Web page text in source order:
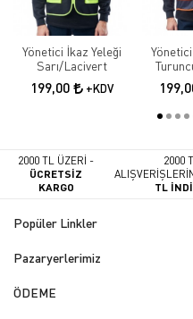
Yönetici İkaz Yeleği
Sarı/Lacivert
199,00 +KDV
2000 TL ÜZERİ -
ÜCRETSİZ
KARGO
2000
TL
Popüler Linkler
Pazaryerlerimiz
ÖDEME